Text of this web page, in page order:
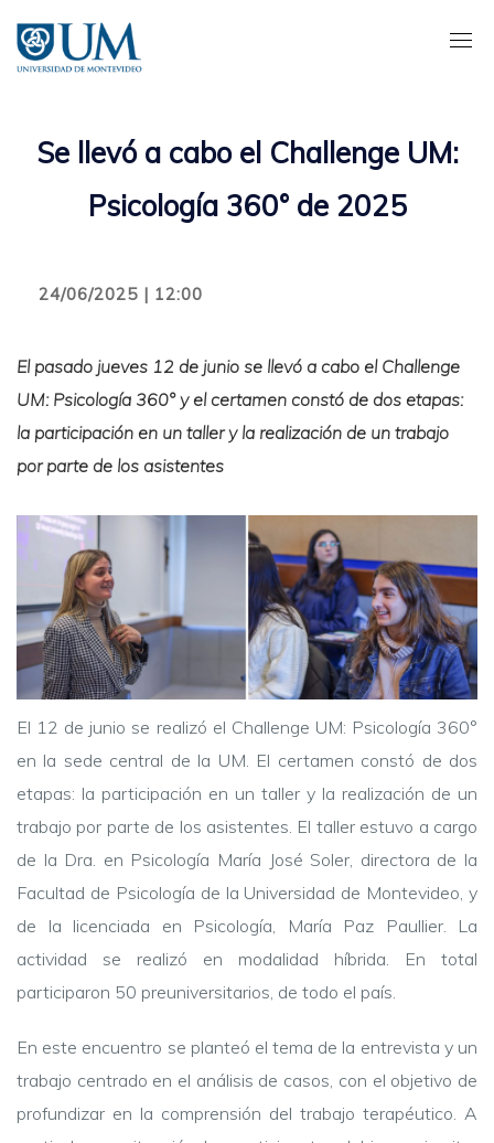
contenido
principal
Se llevó a cabo el Challenge UM:
Psicología 360° de 2025
24/06/2025 | 12:00
El pasado jueves 12 de junio se llevó a cabo el Challenge
UM: Psicología 360° y el certamen constó de dos etapas:
la participación en un taller y la realización de un trabajo
por parte de los asistentes
El 12 de junio se realizó el Challenge UM: Psicología 360°
en la sede central de la UM. El certamen constó de dos
etapas: la participación en un taller y la realización de un
trabajo por parte de los asistentes. El taller estuvo a cargo
de la Dra. en Psicología María José Soler, directora de la
Facultad de Psicología de la Universidad de Montevideo, y
de la licenciada en Psicología, María Paz Paullier. La
actividad se realizó en modalidad híbrida. En total
participaron 50 preuniversitarios, de todo el país.
En este encuentro se planteó el tema de la entrevista y un
trabajo centrado en el análisis de casos, con el objetivo de
profundizar en la comprensión del trabajo terapéutico. A